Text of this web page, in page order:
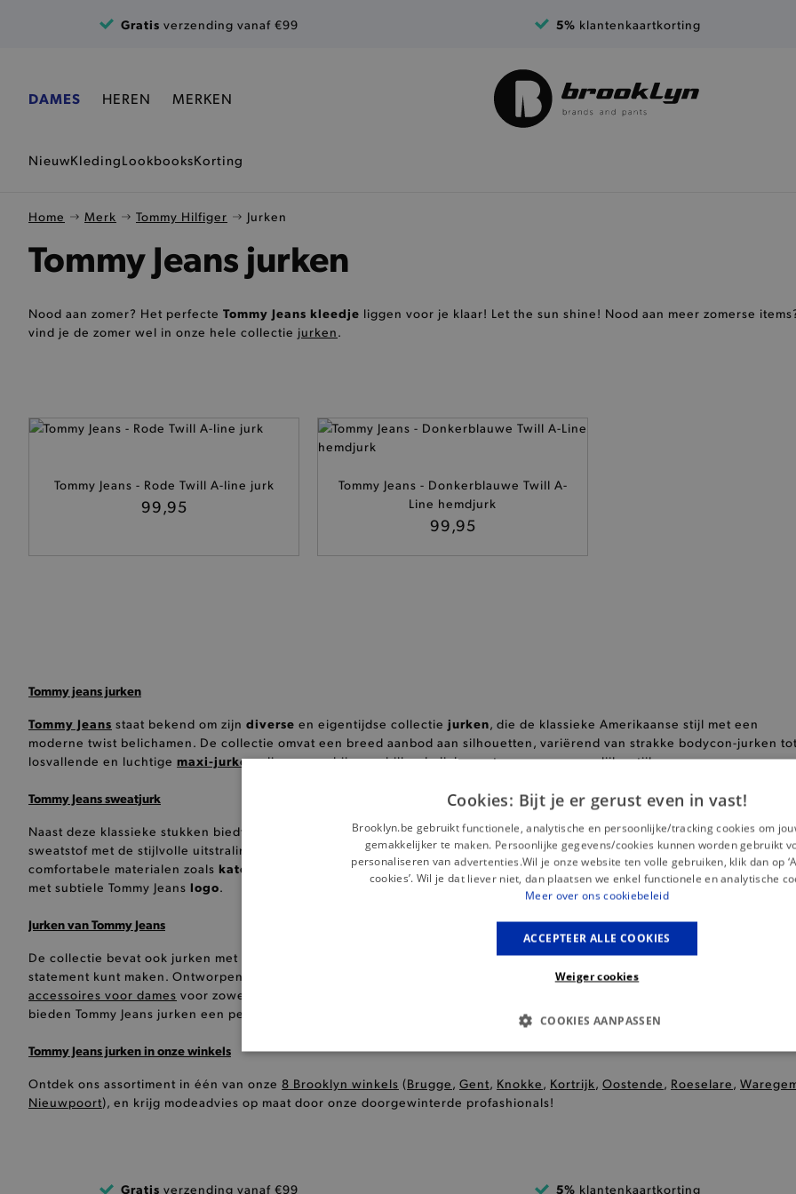
Gratis verzending vanaf €99 5% klantenkaartkorting
DAMES HEREN MERKEN
NieuwKledingLookbooksKorting
Home Merk Tommy Hilfiger Jurken
Nood aan zomer? Het perfecte Tommy Jeans kleedje liggen voor je klaar! Let the sun shine! Nood aan meer zomerse
vind je de zomer wel in onze hele collectie jurken.
Tommy Jeans - Rode Twill A-line jurk
99,95
Tommy Jeans - Donkerblauwe Twill A-
Line hemdjurk
99,95
Tommy jeans jurken
Tommy Jeans staat bekend om zijn diverse en eigentijdse collectie jurken, die de klassieke Amerikaanse stijl met een
moderne twist belichamen. De collectie omvat een breed aanbod aan silhouetten, variërend van strakke bodycon-jurken
losvallende en luchtige maxi-jurken, die passen bij verschillende lichaamstypes en persoonlijke stijlen.
Tommy Jeans sweatjurk
Naast deze klassieke stukken biedt Tommy Jeans ook een ruime keuze aansweatjurken. Deze combineren het comfort van
sweatstof met de stijlvolle uitstraling van een jurk, perfect voor een ontspannen dagje uit. Gemaakt van zachte en
comfortabele materialen zoals katoen of fleece
, bieden de sweatjurken een relaxte pasvorm en een casual uitstraling, vaak
met subtiele Tommy Jeans logo.
Jurken van Tommy Jeans
De collectie bevat ook jurken met
en speelse details, waarmee je moeiteloos een
statement kunt maken. Ontworpen met oog voor detail, kwaliteit en comfort, zijn deze jurken gemakkelijk te stylen met
accessoires voor dames voor zowel een casual als gepolijste look. Met hun onderscheidende stijl en eigentijdse uitstraling
bieden Tommy Jeans jurken een perfecte mix van stijl en functionaliteit voor de moderne vrouw.
Tommy Jeans jurken in onze winkels
Ontdek ons assortiment in één van onze 8 Brooklyn winkels (Brugge , Gent, Knokke , Kortrijk, Oostende , Roeselare ,
Nieuwpoort), en krijg modeadvies op maat door onze doorgewinterde profashionals!
Tommy Jeans jurken
Gratis verzending vanaf €99 5% klantenkaartkorting
Cookies: Bijt je er gerust even in vast!
Brooklyn.be gebruikt functionele, analytische en persoonlijke/tracking cookies om
gemakkelijker te maken. Persoonlijke gegevens/cookies kunnen worden gebruikt
personaliseren van advertenties.Wil je onze website ten volle gebruiken, klik dan op
cookies’. Wil je dat liever niet, dan plaatsen we enkel functionele en analytische
Meer over ons cookiebeleid
ACCEPTEER ALLE COOKIES
Weiger cookies
COOKIES AANPASSEN
BASIS COOKIES ANALYTISCHE TARGETING
De analytische en functionele cookies vullen hun buikjes algemene bezoekersinformatie, maar niet jouw identiteit.